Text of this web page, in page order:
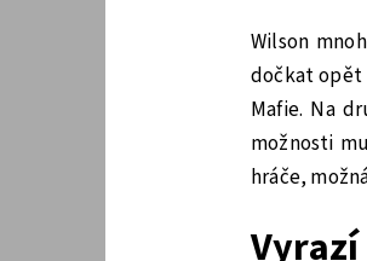
Wilson
dočkat opět
Mafie. Na
možnosti
hráče,
Vyrazí